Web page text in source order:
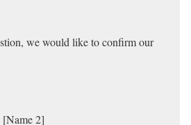
we would like to confirm our
[Name 2]